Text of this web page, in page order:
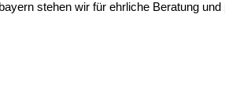
stehen wir für ehrliche Beratung